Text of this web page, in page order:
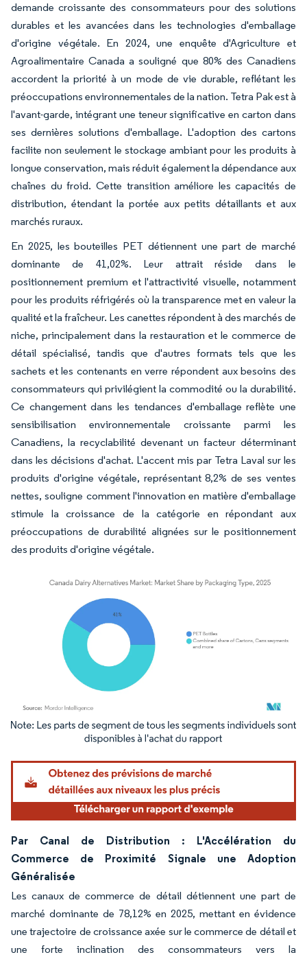
demande croissante des consommateurs pour des solutions
durables et les avancées dans les technologies d'emballage
d'origine végétale. En 2024, une enquête d'Agriculture et
Agroalimentaire Canada a souligné que 80% des Canadiens
accordent la priorité à un mode de vie durable, reflétant les
préoccupations environnementales de la nation. Tetra Pak est à
l'avant-garde, intégrant une teneur significative en carton dans
ses dernières solutions d'emballage. L'adoption des cartons
facilite non seulement le stockage ambiant pour les produits à
longue conservation, mais réduit également la dépendance aux
chaînes du froid. Cette transition améliore les capacités de
distribution, étendant la portée aux petits détaillants et aux
marchés ruraux.
En 2025, les bouteilles PET détiennent une part de marché
dominante de 41,02%. Leur attrait réside dans le
positionnement premium et l'attractivité visuelle, notamment
pour les produits réfrigérés où la transparence met en valeur la
qualité et la fraîcheur. Les canettes répondent à des marchés de
niche, principalement dans la restauration et le commerce de
détail spécialisé, tandis que d'autres formats tels que les
sachets et les contenants en verre répondent aux besoins des
consommateurs qui privilégient la commodité ou la durabilité.
Ce changement dans les tendances d'emballage reflète une
sensibilisation environnementale croissante parmi les
Canadiens, la recyclabilité devenant un facteur déterminant
dans les décisions d'achat. L'accent mis par Tetra Laval sur les
produits d'origine végétale, représentant 8,2% de ses ventes
nettes, souligne comment l'innovation en matière d'emballage
stimule la croissance de la catégorie en répondant aux
préoccupations de durabilité alignées sur le positionnement
des produits d'origine végétale.
Image © Mordor Intelligence. La réutilisation nécessite une attribution sous CC BY
Par Canal de Distribution : L'Accélération du
Commerce de Proximité Signale une Adoption
Généralisée
Les canaux de commerce de détail détiennent une part de
marché dominante de 78,12% en 2025, mettant en évidence
une trajectoire de croissance axée sur le commerce de détail et
une forte inclination des consommateurs vers la